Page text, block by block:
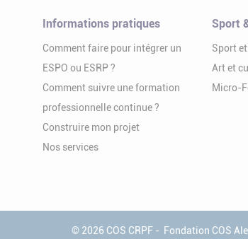
Informations pratiques
Comment faire pour intégrer un
ESPO ou ESRP ?
Comment suivre une formation
professionnelle continue ?
Construire mon projet
Nos services
Sport
Sport
Art et
Micro-
© 2026 COS CRPF Fondation COS